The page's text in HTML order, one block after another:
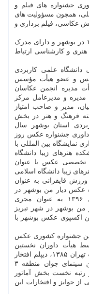
جشنواره های فیلم و
همچون مسؤولیت های
عکاسی، فیلم برداری و
محمد یوسفی؛ محمد یوسفی متولد ۱۳۵۶ در بوشهر و دارای مدرک
و کارشناسی ارتباط
علمی کاربردی
و عضو هیأت مؤسس
مدیره انجمن عکاسان
و مدیرعامل مرکز
مدیر و صاحب امتیاز
فرهنگ و هنر در بخش
استان بوشهر سال
داوری جشنواره عکس روز
نمایشگاه بین المللی با
هنرهای زیبا دانشگاه
تخصصی عکس با عنوان
زیبا دانشگاه اسلامی
قایقرانی به عنوان
عکس دیار من بوشهر در
شهرستان جلفا آذربایجان شرقی سال ۱۳۹۶ به عنوان مجری
من بوشهر در شهر تبریز
اکسپوی عکس بوشهر با
جشنواره کشوری عکس
شده توسط هیأت داوران نخستین
جشنواره کشوری عکس کودک و معنویت تهران ۱۳۸۵، دیپلم افتخار
و مقام دوم جشنواره منطقه ای انجمن سینمای جوان منطقه ۳
و همین طور رتبه نخست بخش آماتور
تعاون ۱۳۹۰، قسمتی از جوایز و افتخارات این